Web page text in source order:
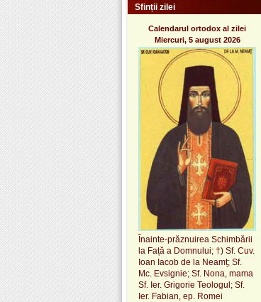
Sfinții zilei
Calendarul ortodox al zilei
Miercuri, 5 august 2026
Înainte-prăznuirea Schimbării
la Față a Domnului; †) Sf. Cuv.
Ioan Iacob de la Neamț; Sf.
Mc. Evsignie; Sf. Nona, mama
Sf. Ier. Grigorie Teologul; Sf.
Ier. Fabian, ep. Romei